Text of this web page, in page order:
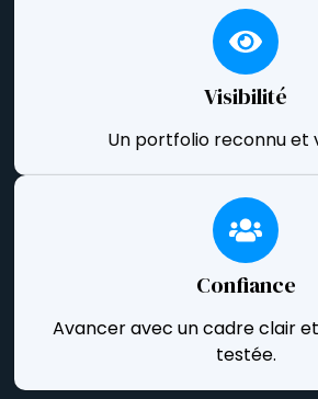
Visibilité
Un portfolio reconnu et
Confiance
Avancer avec un cadre clair
testée.